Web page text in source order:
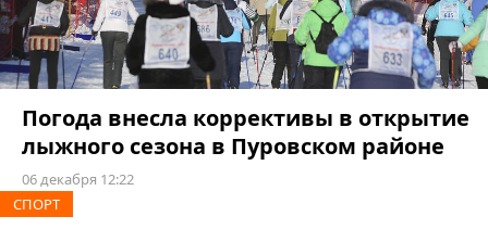
Погода внесла коррективы в открытие
лыжного сезона в Пуровском районе
06 декабря 12:22
СПОРТ